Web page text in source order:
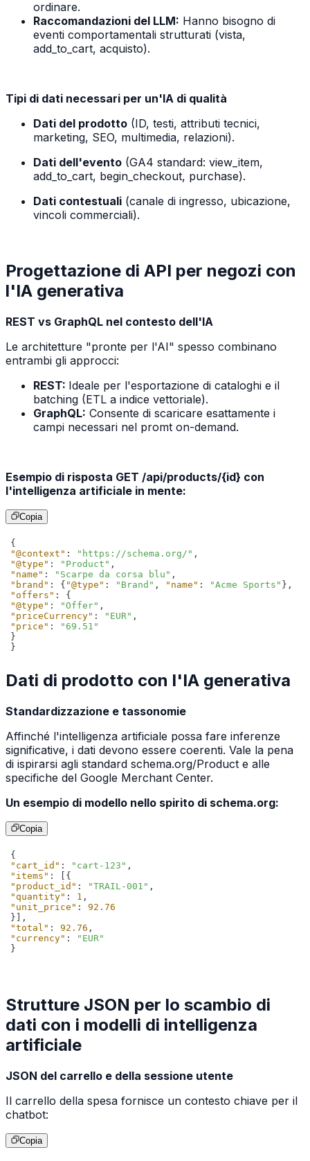
ordinare.
Raccomandazioni del LLM: Hanno bisogno di
eventi comportamentali strutturati (vista,
add_to_cart, acquisto).
Tipi di dati necessari per un'IA di qualità
Dati del prodotto (ID, testi, attributi tecnici,
marketing, SEO, multimedia, relazioni).
Dati dell'evento (GA4 standard: view_item,
add_to_cart, begin_checkout, purchase).
Dati contestuali (canale di ingresso, ubicazione,
vincoli commerciali).
Progettazione di API per negozi con
l'IA generativa
REST vs GraphQL nel contesto dell'IA
Le architetture "pronte per l'AI" spesso combinano
entrambi gli approcci:
REST: Ideale per l'esportazione di cataloghi e il
batching (ETL a indice vettoriale).
GraphQL: Consente di scaricare esattamente i
campi necessari nel promt on-demand.
Esempio di risposta GET /api/products/{id} con
l'intelligenza artificiale in mente:
Copia
"@context" : "https://schema.org/"
"@type" : "Product"
"name" : "Scarpe da corsa blu"
"brand" : { "@type" : "Brand" , "name" : "Acme Sports"
"offers"
"@type" : "Offer"
"priceCurrency" : "EUR"
"price" :
"69.51"
}
Dati di prodotto con l'IA generativa
Standardizzazione e tassonomie
Affinché l'intelligenza artificiale possa fare inferenze
significative, i dati devono essere coerenti. Vale la pena
di ispirarsi agli standard schema.org/Product e alle
specifiche del Google Merchant Center.
Un esempio di modello nello spirito di schema.org:
Copia
"cart_id" : "cart-123"
"items"
"product_id" : "TRAIL-001"
"quantity" : 1
"unit_price" : 92.76
"total" : 92.76
"currency" :
"EUR"
}
Strutture JSON per lo scambio di
dati con i modelli di intelligenza
artificiale
JSON del carrello e della sessione utente
Il carrello della spesa fornisce un contesto chiave per il
chatbot:
Copia